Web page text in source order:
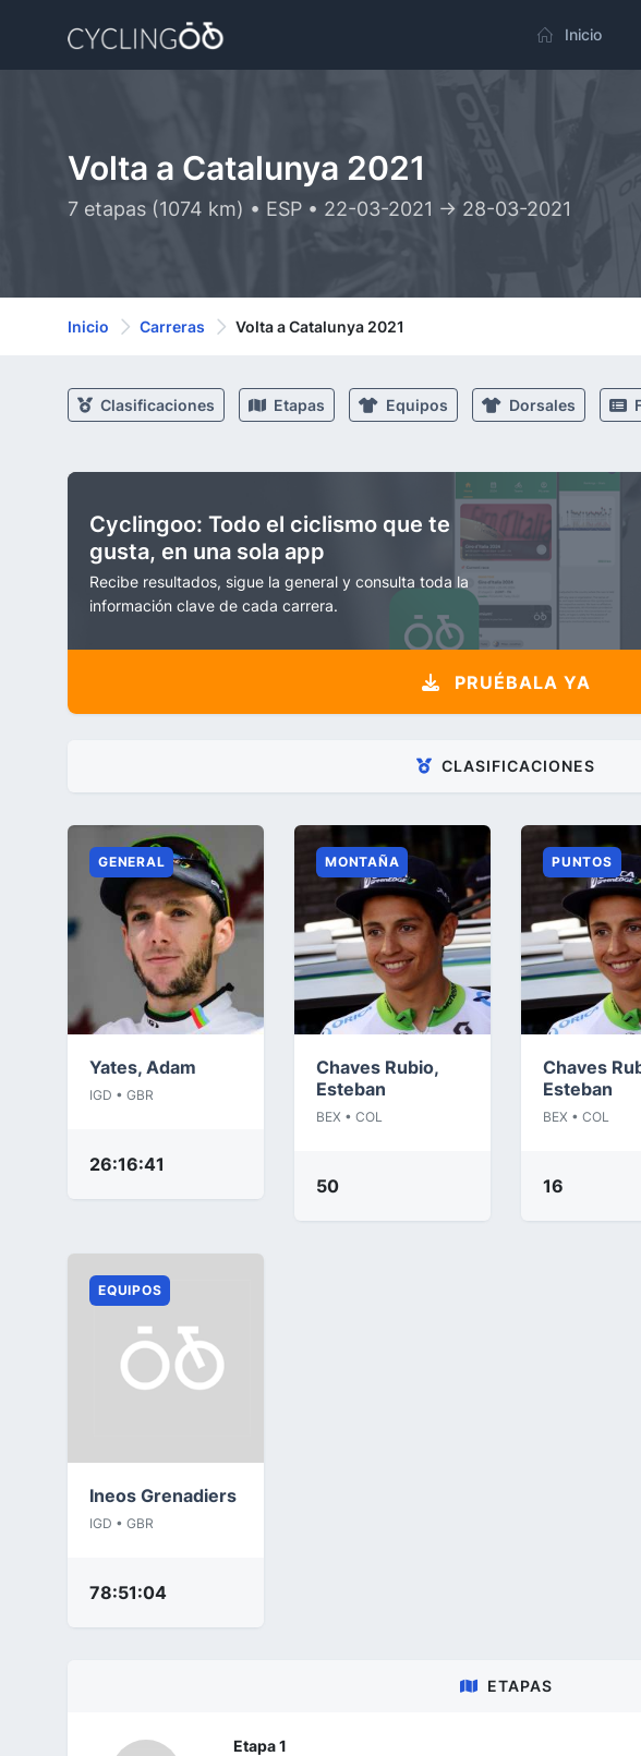
Inicio
Volta a Catalunya 2021
7 etapas (1074 km) • ESP • 22-03-2021 -> 28-03-2021
Inicio Carreras Volta a Catalunya 2021
Clasificaciones Etapas Equipos Dorsales
Cyclingoo: Todo el ciclismo que te
gusta, en una sola app
Recibe resultados, sigue la general y consulta toda la
información clave de cada carrera.
PRUÉBALA YA
CLASIFICACIONES
GENERAL
Yates, Adam
IGD • GBR
26:16:41
MONTAÑA
Chaves Rubio,
Esteban
BEX • COL
50
PUNTOS
Chaves
Esteban
BEX • COL
16
EQUIPOS
Ineos Grenadiers
IGD • GBR
78:51:04
ETAPAS
Etapa 1